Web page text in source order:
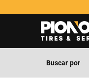
Buscar por